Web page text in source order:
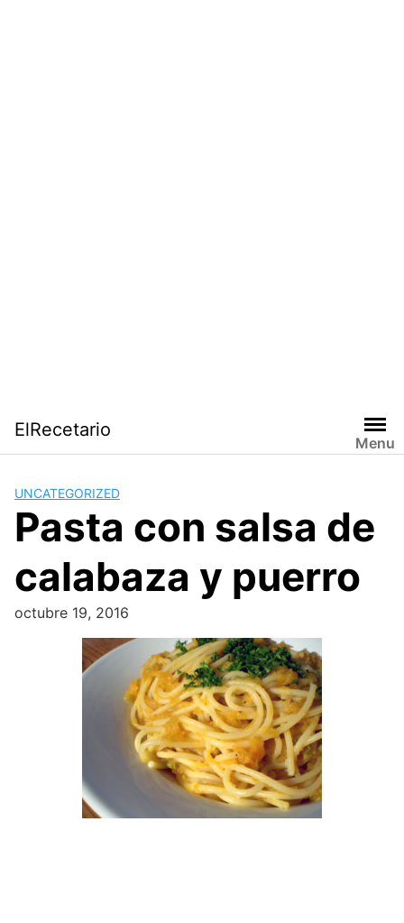
contenido
ElRecetario
Menu
UNCATEGORIZED
Pasta con salsa de
calabaza y puerro
octubre 19, 2016